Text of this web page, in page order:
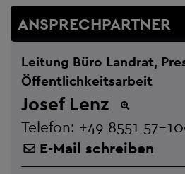
ANSPRECHPARTNER
Leitung Büro Landrat,
Öffentlichkeitsarbeit
Josef Lenz
Telefon: +49 8551 57-
E-Mail schreiben